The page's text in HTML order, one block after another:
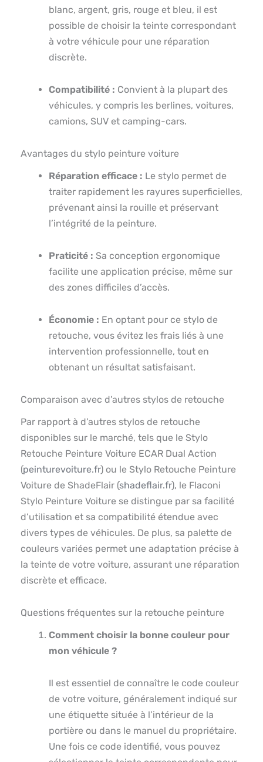
blanc, argent, gris, rouge et bleu, il est
possible de choisir la teinte correspondant
à votre véhicule pour une réparation
discrète.
Compatibilité : Convient à la plupart des
véhicules, y compris les berlines, voitures,
camions, SUV et camping-cars.
Avantages du stylo peinture voiture
Réparation efficace : Le stylo permet de
traiter rapidement les rayures superficielles,
prévenant ainsi la rouille et préservant
l’intégrité de la peinture.
Praticité : Sa conception ergonomique
facilite une application précise, même sur
des zones difficiles d’accès.
Économie : En optant pour ce stylo de
retouche, vous évitez les frais liés à une
intervention professionnelle, tout en
obtenant un résultat satisfaisant.
Comparaison avec d’autres stylos de retouche
Par rapport à d’autres stylos de retouche
disponibles sur le marché, tels que le Stylo
Retouche Peinture Voiture ECAR Dual Action
(peinturevoiture.fr) ou le Stylo Retouche Peinture
Voiture de ShadeFlair (shadeflair.fr), le Flaconi
Stylo Peinture Voiture se distingue par sa facilité
d’utilisation et sa compatibilité étendue avec
divers types de véhicules. De plus, sa palette de
couleurs variées permet une adaptation précise à
la teinte de votre voiture, assurant une réparation
discrète et efficace.
Questions fréquentes sur la retouche peinture
Comment choisir la bonne couleur pour
mon véhicule ?
Il est essentiel de connaître le code couleur
de votre voiture, généralement indiqué sur
une étiquette située à l’intérieur de la
portière ou dans le manuel du propriétaire.
Une fois ce code identifié, vous pouvez